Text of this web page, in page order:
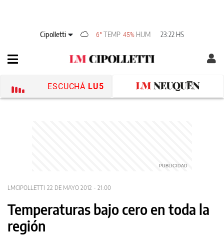
Cipolletti 6°TEMP 45% HUM 23:22 HS
ESCUCHÁ LU5
LMCIPOLLETTI 22 DE MAYO 2012 - 21:00
Temperaturas bajo cero en toda la
región